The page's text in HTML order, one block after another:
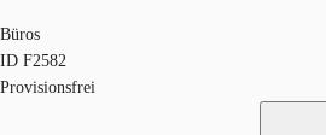
Büros
ID F2582
Provisionsfrei